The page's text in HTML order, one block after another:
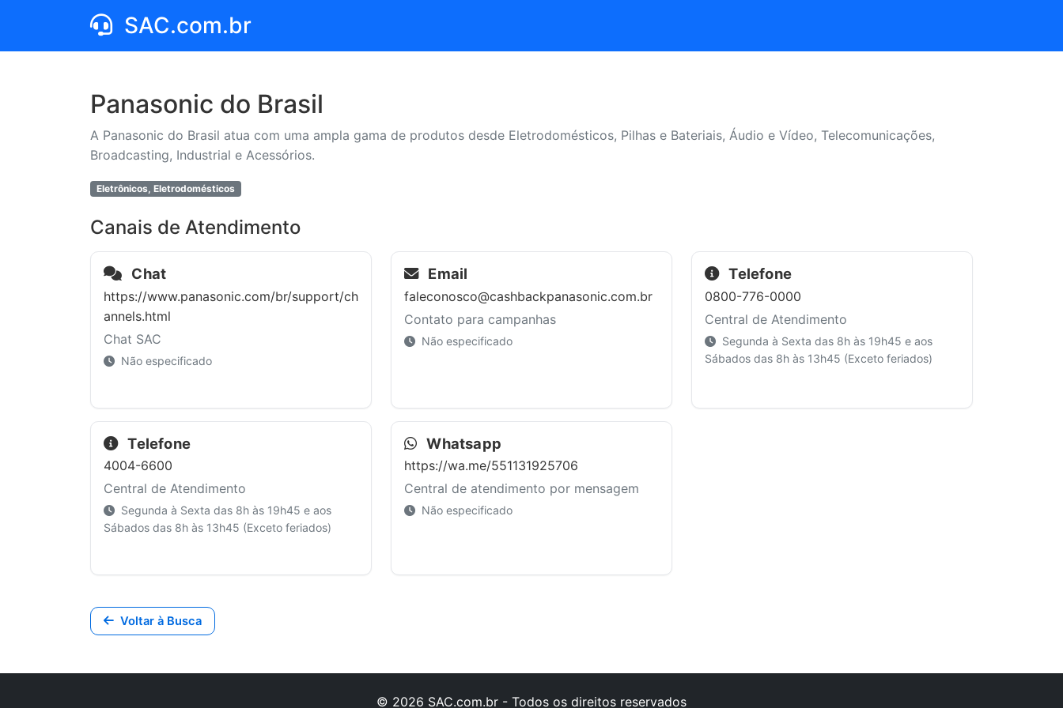
SAC.com.br
Panasonic do Brasil
A Panasonic do Brasil atua com uma ampla gama de produtos desde Eletrodomésticos, Pilhas e Bateriais, Áudio e Vídeo, Telecomunicações,
Broadcasting, Industrial e Acessórios.
Eletrônicos, Eletrodomésticos
Canais de Atendimento
Chat
https://www.panasonic.com/br/support/ch
annels.html
Chat SAC
Não especificado
Email
faleconosco@cashbackpanasonic.com.br
Contato para campanhas
Não especificado
Telefone
0800-776-0000
Central de Atendimento
Segunda à Sexta das 8h às 19h45 e aos
Sábados das 8h às 13h45 (Exceto feriados)
Telefone
4004-6600
Central de Atendimento
Segunda à Sexta das 8h às 19h45 e aos
Sábados das 8h às 13h45 (Exceto feriados)
Whatsapp
https://wa.me/551131925706
Central de atendimento por mensagem
Não especificado
Voltar à Busca
© 2026 SAC.com.br - Todos os direitos reservados